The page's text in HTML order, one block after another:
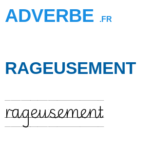
ADVERBE .FR
RAGEUSEMENT
rageusement